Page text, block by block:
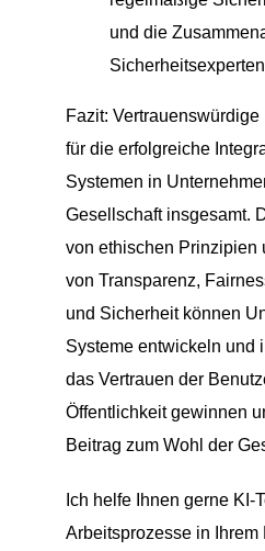
und die
Fazit:
für die erfolgreiche
Systemen in
Gesellschaft insgesamt.
von ethischen Prinzipien
von Transparenz,
und Sicherheit können
Systeme entwickeln und
das Vertrauen der
Öffentlichkeit gewinnen
Beitrag zum Wohl der
Ich helfe Ihnen gerne KI-
Arbeitsprozesse in Ihrem